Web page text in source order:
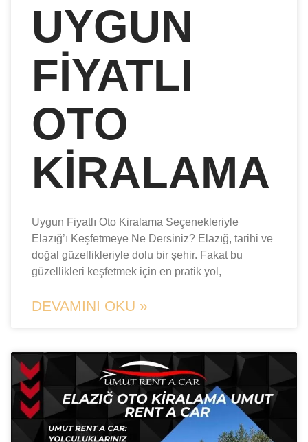
UYGUN
FIYATLI
OTO
KIRALAMA
Uygun Fiyatlı Oto Kiralama Seçenekleriyle
Elazığ’ı Keşfetmeye Ne Dersiniz? Elazığ, tarihi ve
doğal güzellikleriyle dolu bir şehir. Fakat bu
güzellikleri keşfetmek için en pratik yol,
DEVAMINI OKU »